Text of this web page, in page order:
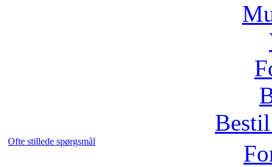
Ofte stillede spørgsmål